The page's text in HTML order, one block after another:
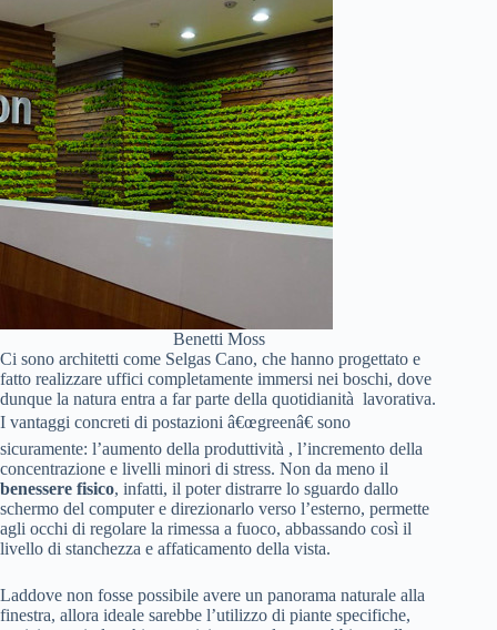
Benetti Moss
Ci sono architetti come Selgas Cano, che hanno progettato e
fatto realizzare uffici completamente immersi nei boschi, dove
dunque la natura entra a far parte della quotidianità lavorativa.
I vantaggi concreti di postazioni â€œgreenâ€ sono
sicuramente: l’aumento della produttività , l’incremento della
concentrazione e livelli minori di stress. Non da meno il
benessere fisico, infatti, il poter distrarre lo sguardo dallo
schermo del computer e direzionarlo verso l’esterno, permette
agli occhi di regolare la rimessa a fuoco, abbassando così il
livello di stanchezza e affaticamento della vista.
Laddove non fosse possibile avere un panorama naturale alla
finestra, allora ideale sarebbe l’utilizzo di piante specifiche,